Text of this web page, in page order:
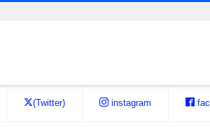
(Twitter) instagram